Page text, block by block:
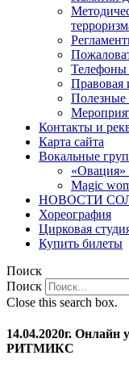
Телефоны
Правовая
Полезные
Контакты и
Карта сайта
Вокальные
Magic
НОВОСТИ
Хореография
Цирковая
Купить билеты
Поиск
Поиск
Close this search box.
14.04.2020г. Онлайн
РИТМИКС